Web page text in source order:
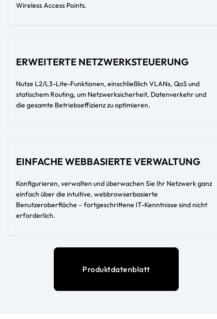
Wireless Access Points.
ERWEITERTE NETZWERKSTEUERUNG
Nutze L2/L3-Lite-Funktionen, einschließlich VLANs, QoS und
statischem Routing, um Netzwerksicherheit, Datenverkehr und
die gesamte Betriebseffizienz zu optimieren.
EINFACHE WEBBASIERTE VERWALTUNG
Konfigurieren, verwalten und überwachen Sie Ihr Netzwerk ganz
einfach über die intuitive, webbrowserbasierte
Benutzeroberfläche – fortgeschrittene IT-Kenntnisse sind nicht
erforderlich.
Produktdatenblatt